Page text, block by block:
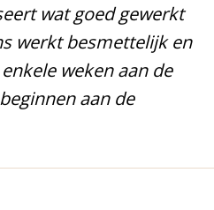
wat goed gewerkt
werkt besmettelijk en
weken aan de
aan de